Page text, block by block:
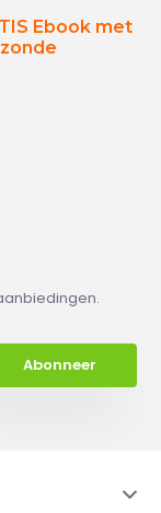
Ebook met
Abonneer